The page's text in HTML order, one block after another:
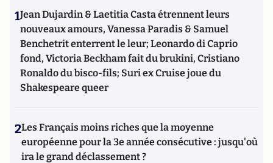
1Jean Dujardin & Laetitia Casta étrennent leurs
nouveaux amours, Vanessa Paradis & Samuel
Benchetrit enterrent le leur; Leonardo di Caprio
fond, Victoria Beckham fait du brukini, Cristiano
Ronaldo du bisco-fils; Suri ex Cruise joue du
Shakespeare queer
2Les Français moins riches que la moyenne
européenne pour la 3e année consécutive : jusqu'où
ira le grand déclassement ?